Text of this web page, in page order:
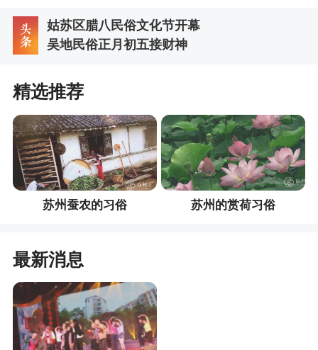
姑苏区腊八民俗文化节开幕
吴地民俗正月初五接财神
精选推荐
苏州蚕农的习俗 苏州的赏荷习俗
最新消息